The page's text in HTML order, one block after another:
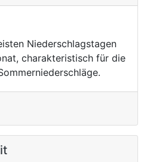
Niederschlagstagen
charakteristisch für die